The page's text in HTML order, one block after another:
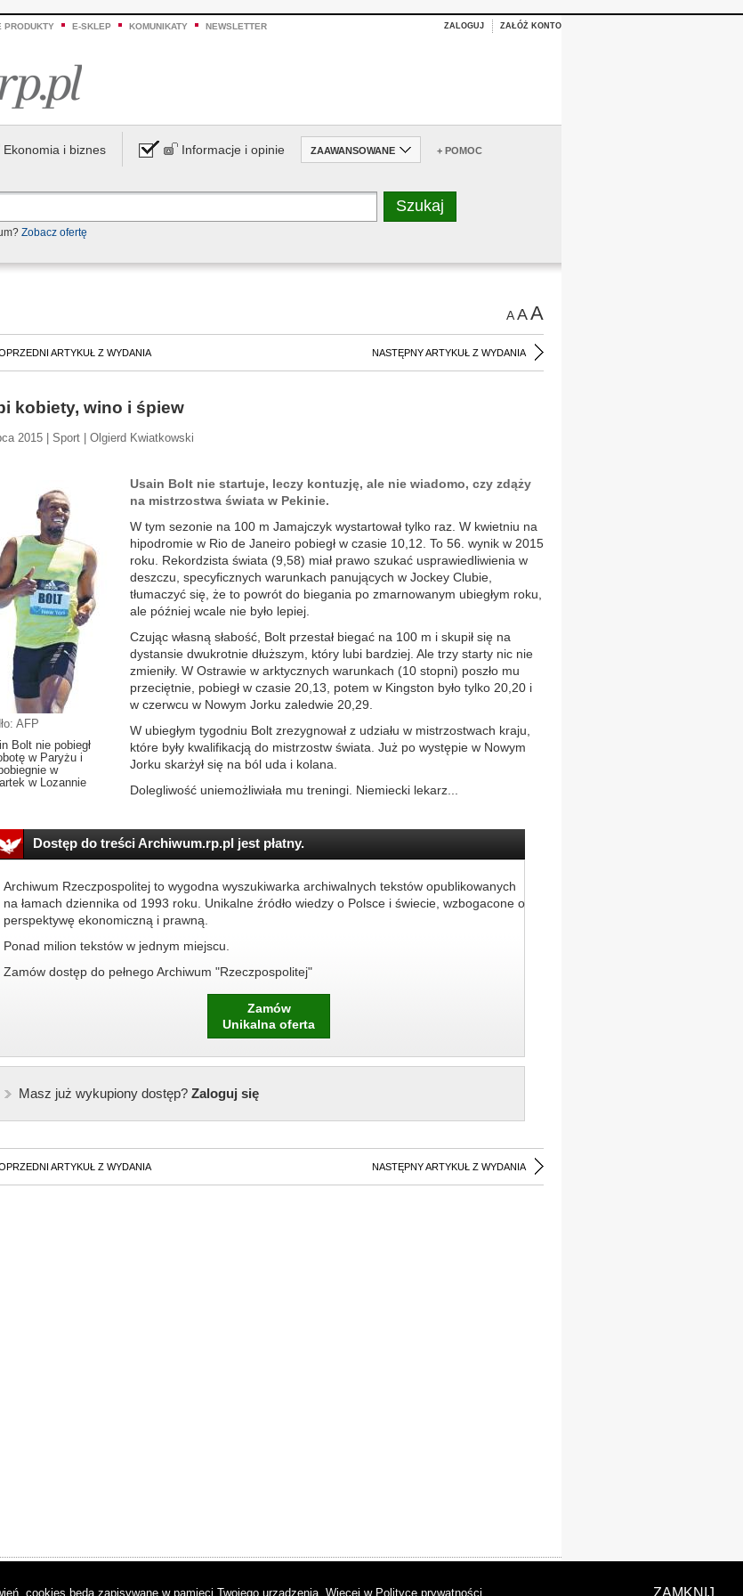
PRODUKTY E-SKLEP KOMUNIKATY NEWSLETTER ZALOGUJ ZAŁÓŻ KONTO
Ekonomia i biznes Informacje i opinie ZAAWANSOWANE + POMOC
Zobacz ofertę
AAA
ARTYKUŁ Z WYDANIA NASTĘPNY ARTYKUŁ Z WYDANIA
kobiety, wino i śpiew
2015 | Sport | Olgierd Kwiatkowski
AFP
Bolt nie pobiegł
w Paryżu i
w
w Lozannie
Usain Bolt nie startuje, leczy kontuzję, ale nie wiadomo, czy zdąży
na mistrzostwa świata w Pekinie.
W tym sezonie na 100 m Jamajczyk wystartował tylko raz. W kwietniu na
hipodromie w Rio de Janeiro pobiegł w czasie 10,12. To 56. wynik w 2015
roku. Rekordzista świata (9,58) miał prawo szukać usprawiedliwienia w
deszczu, specyficznych warunkach panujących w Jockey Clubie,
tłumaczyć się, że to powrót do biegania po zmarnowanym ubiegłym roku,
ale później wcale nie było lepiej.
Czując własną słabość, Bolt przestał biegać na 100 m i skupił się na
dystansie dwukrotnie dłuższym, który lubi bardziej. Ale trzy starty nic nie
zmieniły. W Ostrawie w arktycznych warunkach (10 stopni) poszło mu
przeciętnie, pobiegł w czasie 20,13, potem w Kingston było tylko 20,20 i
w czerwcu w Nowym Jorku zaledwie 20,29.
W ubiegłym tygodniu Bolt zrezygnował z udziału w mistrzostwach kraju,
które były kwalifikacją do mistrzostw świata. Już po występie w Nowym
Jorku skarżył się na ból uda i kolana.
Dolegliwość uniemożliwiała mu treningi. Niemiecki lekarz...
Dostęp do treści Archiwum.rp.pl jest płatny.
Archiwum Rzeczpospolitej to wygodna wyszukiwarka archiwalnych tekstów opublikowanych
na łamach dziennika od 1993 roku. Unikalne źródło wiedzy o Polsce i świecie, wzbogacone o
perspektywę ekonomiczną i prawną.
Ponad milion tekstów w jednym miejscu.
Zamów dostęp do pełnego Archiwum "Rzeczpospolitej"
Zamów
Unikalna oferta
Masz już wykupiony dostęp?Zaloguj się
ARTYKUŁ Z WYDANIA NASTĘPNY ARTYKUŁ Z WYDANIA
cookies będą zapisywane w pamięci Twojego urządzenia. Więcej w Polityce prywatności ZAMKNIJ